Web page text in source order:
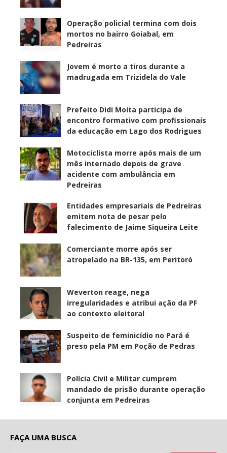
Operação policial termina com dois
mortos no bairro Goiabal, em
Pedreiras
Jovem é morto a tiros durante a
madrugada em Trizidela do Vale
Prefeito Didi Moita participa de
encontro formativo com profissionais
da educação em Lago dos Rodrigues
Motociclista morre após mais de um
mês internado depois de grave
acidente com ambulância em
Pedreiras
Entidades empresariais de Pedreiras
emitem nota de pesar pelo
falecimento de Jaime Siqueira Leite
Comerciante morre após ser
atropelado na BR-135, em Peritoró
Weverton reage, nega
irregularidades e atribui ação da PF
ao contexto eleitoral
Suspeito de feminicídio no Pará é
preso pela PM em Poção de Pedras
Polícia Civil e Militar cumprem
mandado de prisão durante operação
conjunta em Pedreiras
FAÇA UMA BUSCA